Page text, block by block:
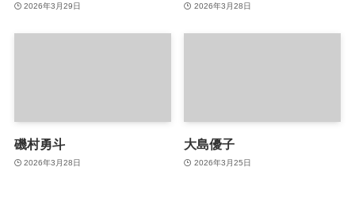
2026年3月29日 2026年3月28日
磯村勇斗
2026年3月28日
大島優子
2026年3月25日